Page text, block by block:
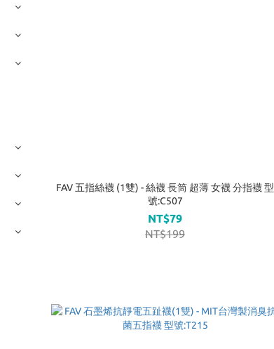
FAV 五指絲襪 (1雙) - 絲襪 長筒 超薄 女襪 分指襪 型
號:C507
NT$79
NT$199